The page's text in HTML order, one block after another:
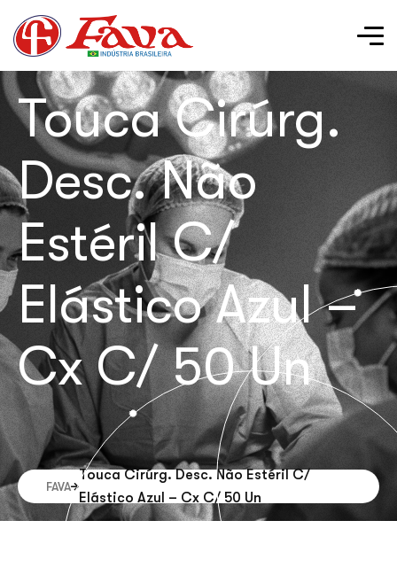
Touca Cirúrg.
Desc. Não
Estéril C/
Elástico Azul –
Cx C/ 50 Un
FAVA
Touca Cirúrg. Desc. Não Estéril C/
Elástico Azul – Cx C/ 50 Un